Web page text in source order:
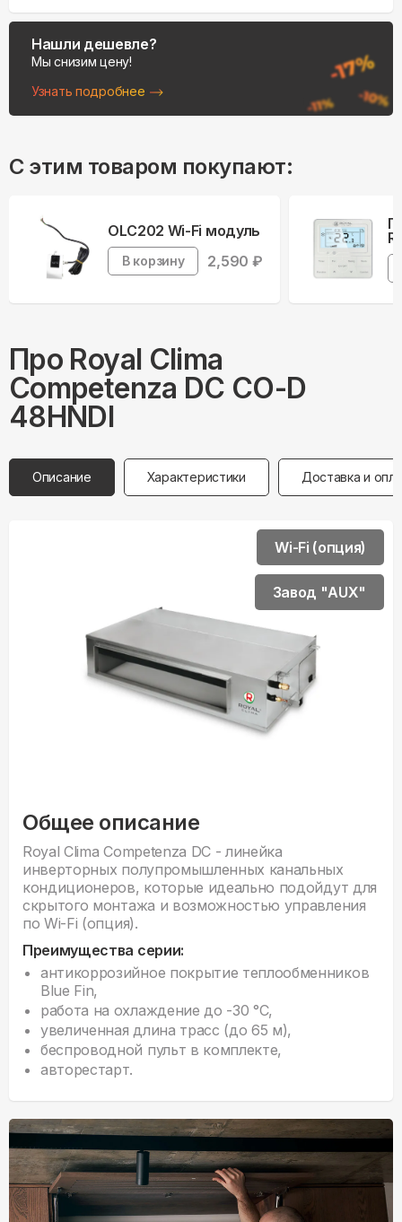
Нашли дешевле?
Мы снизим цену!
Узнать подробнее
С этим товаром покупают:
OLC202 Wi-Fi модуль
В корзину 2,590 ₽
Про Royal Clima
Competenza DC CO-D
48HNDI
Описание Характеристики Доставка и
Общее описание
Royal Clima Competenza DC - линейка
инверторных полупромышленных канальных
кондиционеров, которые идеально подойдут для
скрытого монтажа и возможностью управления
по Wi-Fi (опция).
Преимущества серии:
антикоррозийное покрытие теплообменников
Blue Fin,
работа на охлаждение до -30 °С,
увеличенная длина трасс (до 65 м),
беспроводной пульт в комплекте,
авторестарт.
Wi-Fi (опция)
Завод "AUX"